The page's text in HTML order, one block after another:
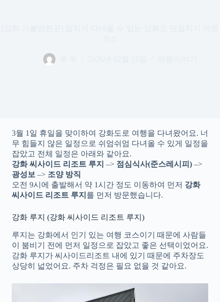
3월 1일 휴일을 맞이하여 강화도로 여행을 다녀왔어요. 너
무 힘들지 않은 일정으로 쉬엄쉬엄 다녀올 수 있게 일정을
잡았고 전체 일정은 아래와 같아요.
강화 씨사이드 리조트 루지 –> 점심식사(준스레시피) –>
광성보 –> 조양 방직
오전 9시에 출발해서 약 1시간 정도 이동하여 먼저 강화
씨사이드 리조트 루지 를 먼저 방문했습니다.
강화 루지 (강화 씨사이드 리조트 루지)
루지는 강화에서 인기 있는 여행 코스이기 때문에 사람들
이 붐비기 전에 먼저 일정으로 잡았고 좋은 선택이었어요.
강화 루지가 씨사이드리조트 내에 있기 때문에 주차장도
상당히 넓었어요. 주차 걱정은 필요 없을 것 같아요.